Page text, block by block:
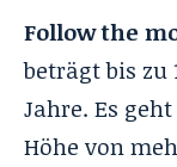
Follow the
beträgt bis zu
Jahre. Es
Höhe von